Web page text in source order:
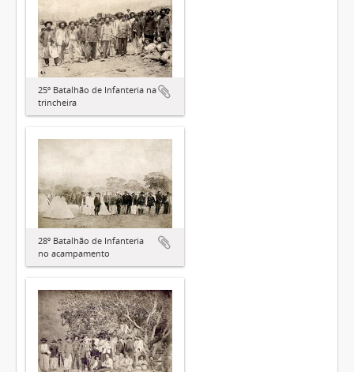
25º Batalhão de Infanteria na
trincheira
28º Batalhão de Infanteria
no acampamento